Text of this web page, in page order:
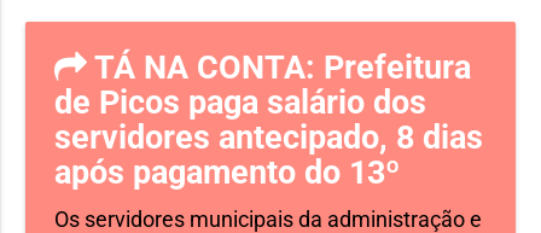
TÁ NA CONTA: Prefeitura
de Picos paga salário dos
servidores antecipado, 8 dias
após pagamento do 13º
Os servidores municipais da administração e